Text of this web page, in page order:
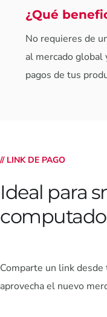
¿Qué
No requieres de
al mercado global
pagos de tus
// LINK DE PAGO
Ideal para
Comparte un link
aprovecha el nuevo